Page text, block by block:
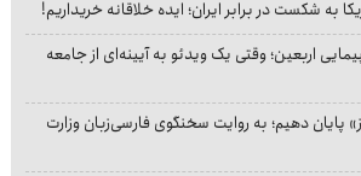
به شکست در برابر ایران؛ ایده خلاقانه خریداریم!
اربعین؛ وقتی یک ویدئو به آیینه‌ای از جامعه
دهیم؛ به روایت سخنگوی فارسی‌زبان وزارت